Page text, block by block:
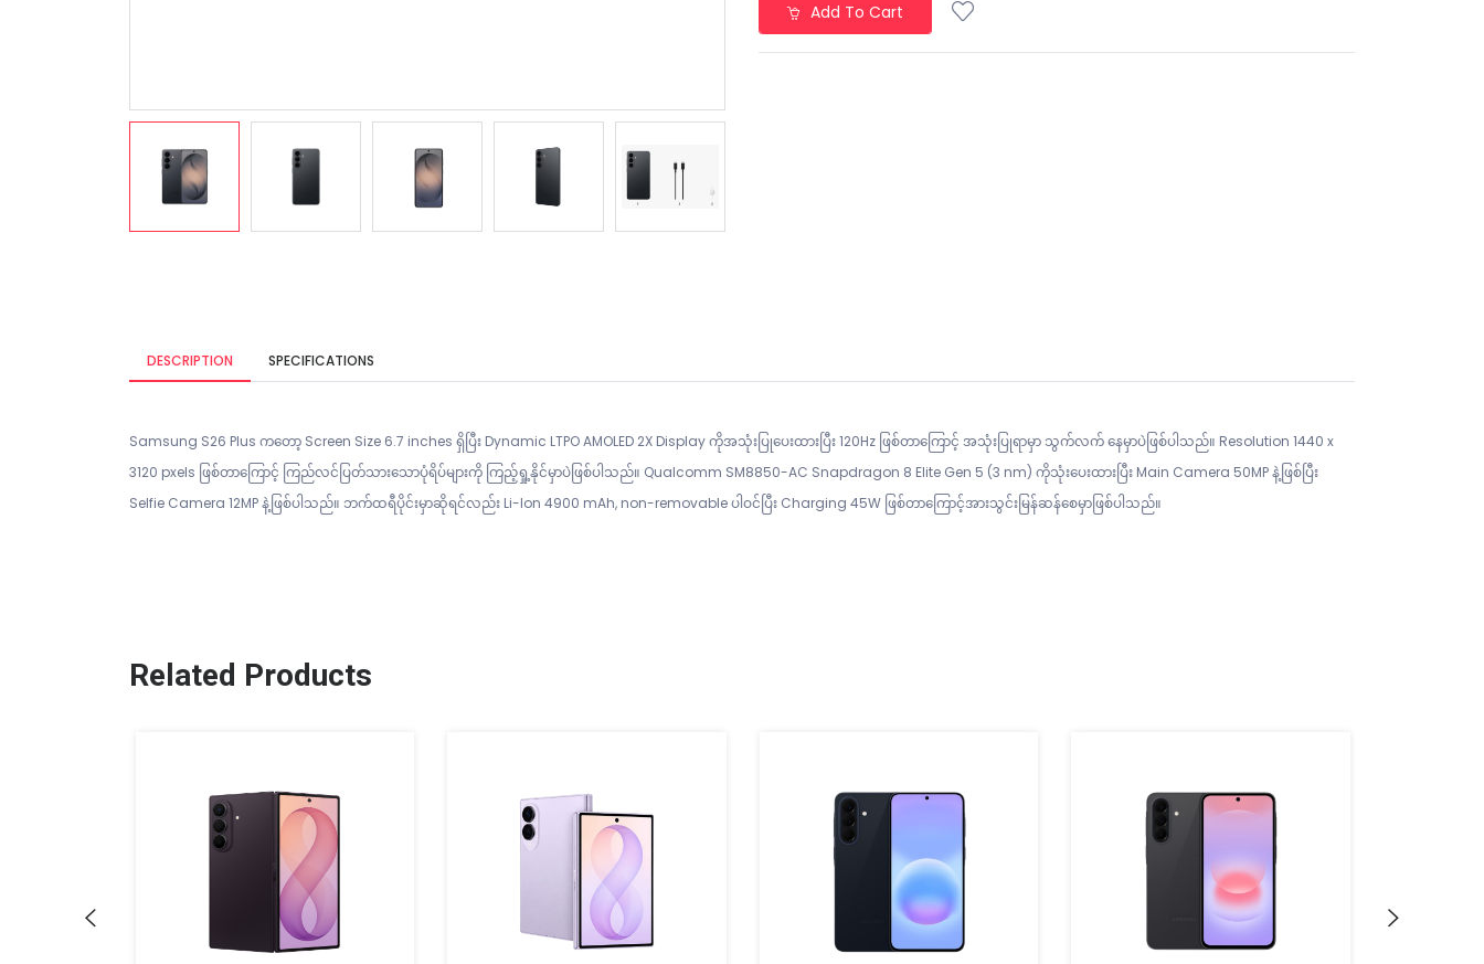
Add To Cart
DESCRIPTION SPECIFICATIONS
Samsung S26 Plus ကတော့ Screen Size 6.7 inches ရှိပြီး Dynamic LTPO AMOLED 2X Display ကိုအသုံးပြုပေးထားပြီး 120Hz ဖြစ်တာကြောင့် အသုံးပြုရာမှာ သွက်လက် နေမှာပဲဖြစ်ပါသည်။ Resolution 1440 x
3120 pxels ဖြစ်တာကြောင့် ကြည်လင်ပြတ်သားသောပုံရိပ်များကို ကြည့်ရှု့နိုင်မှာပဲဖြစ်ပါသည်။ Qualcomm SM8850-AC Snapdragon 8 Elite Gen 5 (3 nm) ကိုသုံးပေးထားပြီး Main Camera 50MP နဲ့ဖြစ်ပြီး
Selfie Camera 12MP နဲ့ဖြစ်ပါသည်။ ဘက်ထရီပိုင်းမှာဆိုရင်လည်း Li-Ion 4900 mAh, non-removable ပါဝင်ပြီး Charging 45W ဖြစ်တာကြောင့်အားသွင်းမြန်ဆန်စေမှာဖြစ်ပါသည်။
Related Products